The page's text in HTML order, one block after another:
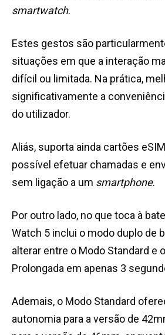
smartwatch.
Estes gestos são
situações em que a interação
difícil ou limitada. Na prática,
significativamente a
do utilizador.
Aliás, suporta ainda cartões
possível efetuar chamadas e
sem ligação a um smartphone.
Por outro lado, no que toca à
Watch 5 inclui o modo duplo de
alterar entre o Modo Standard e
Prolongada em apenas 3
Ademais, o Modo Standard
autonomia para a versão de